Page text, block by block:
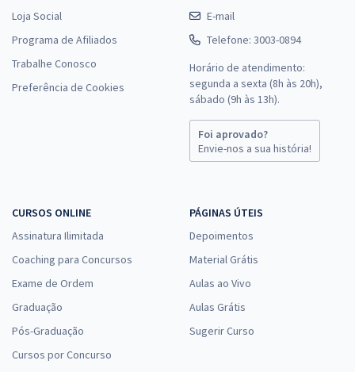
Loja Social
Programa de Afiliados
Trabalhe Conosco
Preferência de Cookies
E-mail
Telefone: 3003-0894
Horário de atendimento:
segunda a sexta (8h às 20h),
sábado (9h às 13h).
Foi aprovado?
Envie-nos a sua história!
CURSOS ONLINE
Assinatura Ilimitada
Coaching para Concursos
Exame de Ordem
Graduação
Pós-Graduação
Cursos por Concurso
PÁGINAS ÚTEIS
Depoimentos
Material Grátis
Aulas ao Vivo
Aulas Grátis
Sugerir Curso